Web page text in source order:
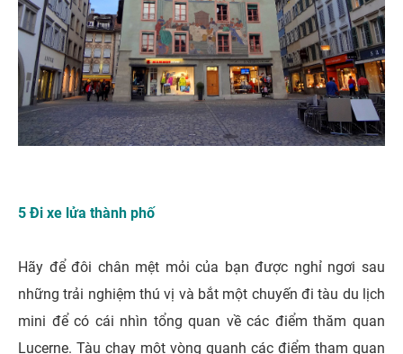
5 Đi xe lửa thành phố
Hãy để đôi chân mệt mỏi của bạn được nghỉ ngơi sau
những trải nghiệm thú vị và bắt một chuyến đi tàu du lịch
mini để có cái nhìn tổng quan về các điểm thăm quan
Lucerne. Tàu chạy một vòng quanh các điểm tham quan